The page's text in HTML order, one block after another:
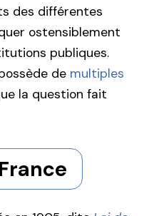
des différentes
ostensiblement
publiques.
de multiples
la question fait